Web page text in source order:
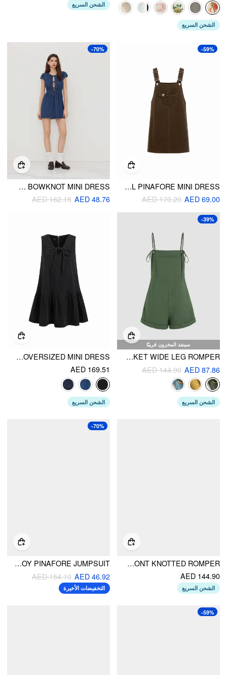
الشحن السريع
الشحن السريع
-59%
DENIM METAL DETAIL PINAFORE MINI DRESS
AED 69.00
AED 170.20
-70%
DENIM CUT OUT TIE FRONT BOWKNOT MINI DRESS
AED 48.76
AED 162.15
سينفد المخزون قريبًا
-39%
KNOTTED POCKET WIDE LEG ROMPER
AED 87.86
AED 144.90
الشحن السريع
DENIM V-NECK KNOTTED A-LINE OVERSIZED MINI DRESS
AED 169.51
الشحن السريع
COTTON V-NECK LACE TRIM TIE FRONT KNOTTED ROMPER
AED 144.90
الشحن السريع
-70%
PATCHY CORDUROY PINAFORE JUMPSUIT
AED 46.92
AED 154.10
التخفيضات الأخيرة
-59%